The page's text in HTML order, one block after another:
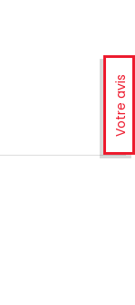
Votre avis